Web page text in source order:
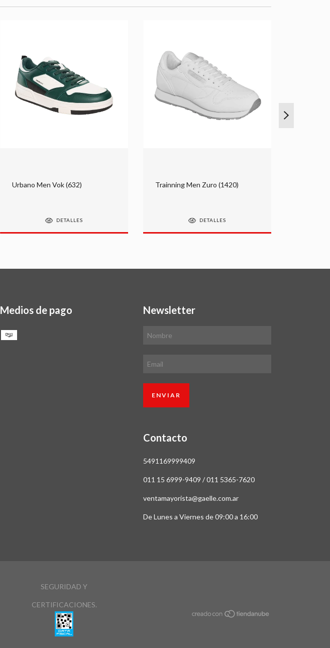
Urbano Men Vok (632)
DETALLES
Trainning Men Zuro (1420)
DETALLES
Medios de pago Newsletter
Contacto
5491169999409
011 15 6999-9409 / 011 5365-7620
ventamayorista@gaelle.com.ar
De Lunes a Viernes de 09:00 a 16:00
SEGURIDAD Y
CERTIFICACIONES.